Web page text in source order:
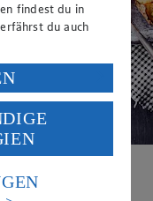
findest du in
du auch
Daten in den
du im Sinne
ein, dass deine
Der EuGH sieht
an.